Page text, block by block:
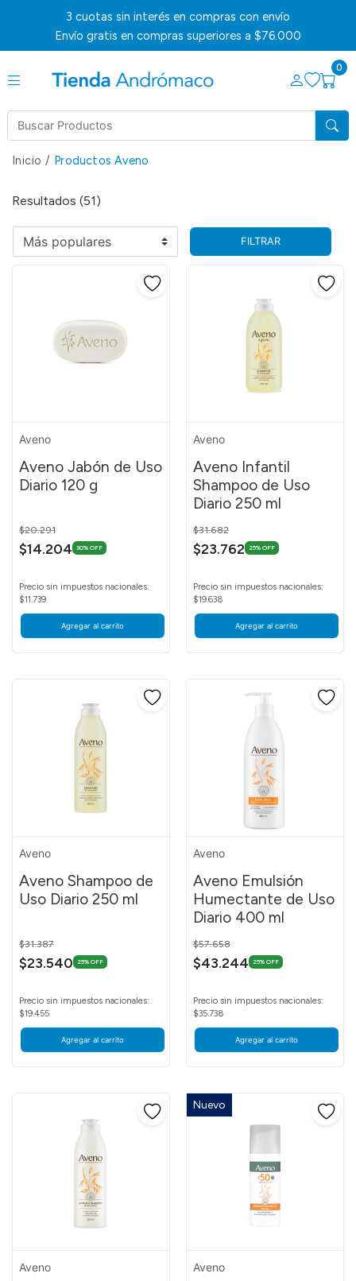
3 cuotas sin interés en compras con envío
Envío gratis en compras superiores a $76.000
0
Inicio / Productos Aveno
Resultados (51)
FILTRAR
Aveno
Aveno Jabón de Uso
Diario 120 g
Price reduced from
$20.291
$14.204 30% OFF
Precio sin impuestos nacionales:
$11.739
Agregar al carrito
Aveno
Aveno Infantil
Shampoo de Uso
Diario 250 ml
Price reduced from
$31.682
$23.762 25% OFF
Precio sin impuestos nacionales:
$19.638
Agregar al carrito
Aveno
Aveno Shampoo de
Uso Diario 250 ml
Price reduced from
$31.387
$23.540 25% OFF
Precio sin impuestos nacionales:
$19.455
Agregar al carrito
Aveno
Aveno Emulsión
Humectante de Uso
Diario 400 ml
Price reduced from
$57.658
$43.244 25% OFF
Precio sin impuestos nacionales:
$35.738
Agregar al carrito
Aveno
Nuevo
Aveno